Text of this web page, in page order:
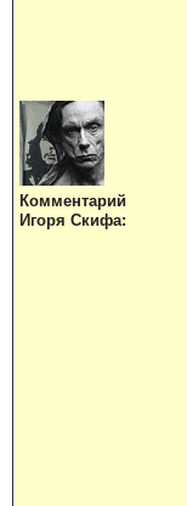
Комментарий
Игоря Скифа: